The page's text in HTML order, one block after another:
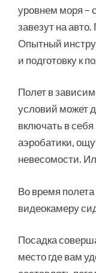
уровнем моря –
завезут на
Опытный
и подготовку к
Полет в
условий может
включать в
аэробатики,
невесомости.
Во время
видеокамеру
Посадка
место где вам